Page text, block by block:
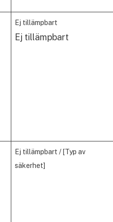
Ej tillämpbart
Ej tillämpbart
Ej tillämpbart / [Typ av
säkerhet]